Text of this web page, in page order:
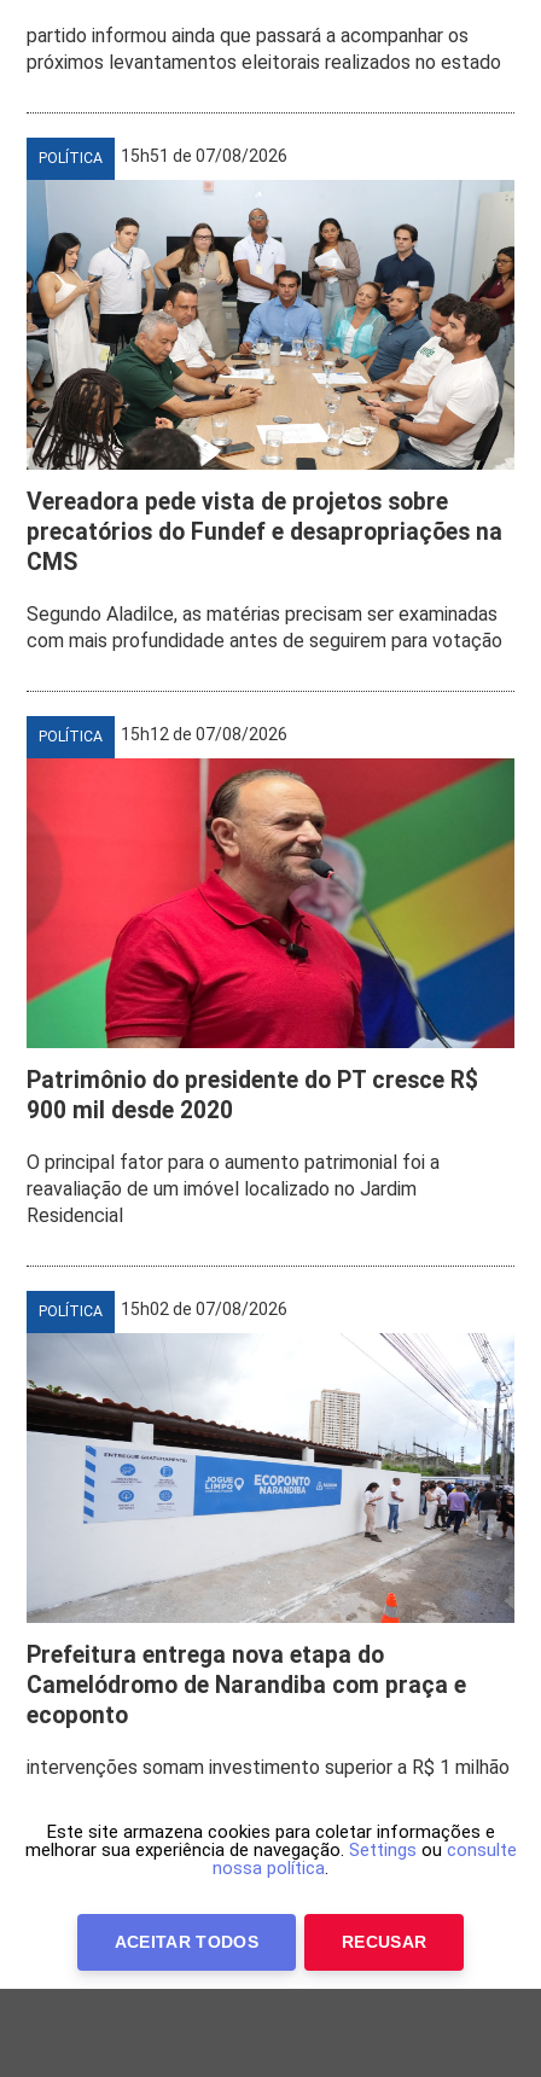
partido informou ainda que passará a acompanhar os
próximos levantamentos eleitorais realizados no estado
POLÍTICA 15h51 de 07/08/2026
Vereadora pede vista de projetos sobre
precatórios do Fundef e desapropriações na
CMS
Segundo Aladilce, as matérias precisam ser examinadas
com mais profundidade antes de seguirem para votação
POLÍTICA 15h12 de 07/08/2026
Patrimônio do presidente do PT cresce R$
900 mil desde 2020
O principal fator para o aumento patrimonial foi a
reavaliação de um imóvel localizado no Jardim
Residencial
POLÍTICA 15h02 de 07/08/2026
Prefeitura entrega nova etapa do
Camelódromo de Narandiba com praça e
ecoponto
intervenções somam investimento superior a R$ 1 milhão
Este site armazena cookies para coletar informações e
melhorar sua experiência de navegação. Settings ou consulte
nossa política.
ACEITAR TODOS RECUSAR